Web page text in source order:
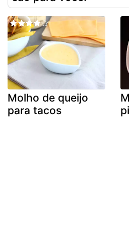
Molho de queijo
para tacos